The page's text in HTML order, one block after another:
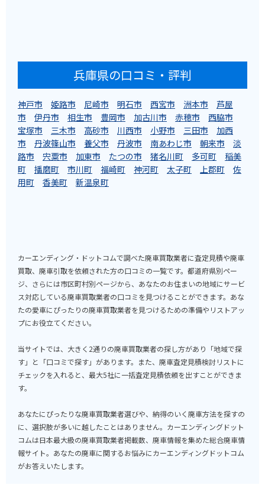
兵庫県の口コミ・評判
神戸市 姫路市 尼崎市 明石市 西宮市 洲本市
芦屋
市
伊丹市 相生市 豊岡市 加古川市 赤穂市
西脇市
宝塚市
三木市 高砂市 川西市 小野市 三田市
加西
市
丹波篠山市 養父市 丹波市 南あわじ市 朝来市
淡
路市
宍粟市 加東市 たつの市 猪名川町 多可町
稲美
町
播磨町 市川町 福崎町 神河町 太子町 上郡町
佐
用町
香美町 新温泉町
カーエンディング・ドットコムで調べた廃車買取業者に査定見積や廃車
買取、廃車引取を依頼された方の口コミの一覧です。都道府県別ペー
ジ、さらには市区町村別ページから、あなたのお住まいの地域にサービ
ス対応している廃車買取業者の口コミを見つけることができます。あな
たの愛車にぴったりの廃車買取業者を見つけるための準備やリストアッ
プにお役立てください。
当サイトでは、大きく2通りの廃車買取業者の探し方があり「地域で探
す」と「口コミで探す」があります。また、廃車査定見積検討リストに
チェックを入れると、最大5社に一括査定見積依頼を出すことができま
す。
あなたにぴったりな廃車買取業者選びや、納得のいく廃車方法を探すの
に、選択肢が多いに越したことはありません。カーエンディングドット
コムは日本最大級の廃車買取業者掲載数、廃車情報を集めた総合廃車情
報サイト。あなたの廃車に関するお悩みにカーエンディングドットコム
がお答えいたします。